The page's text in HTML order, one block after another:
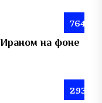
764
на фоне
293